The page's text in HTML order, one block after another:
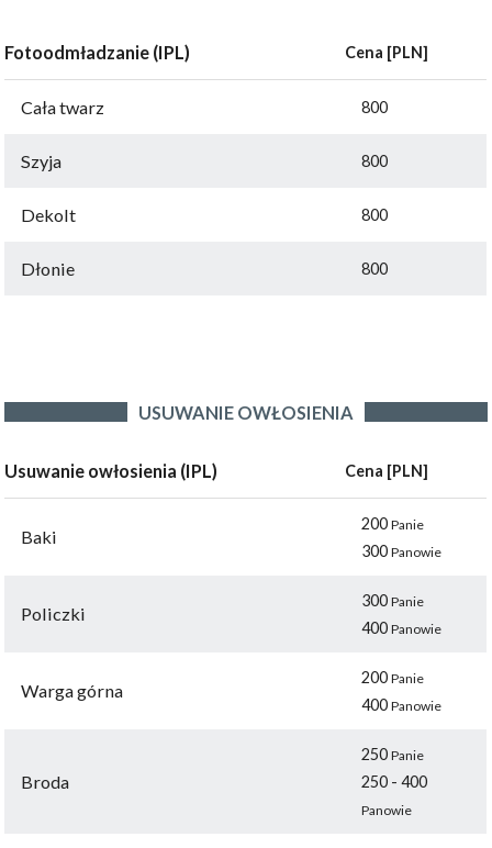
Fotoodmładzanie (IPL) Cena [PLN]
Cała twarz 800
Szyja 800
Dekolt 800
Dłonie 800
USUWANIE OWŁOSIENIA
Usuwanie owłosienia (IPL) Cena [PLN]
Baki
200Panie
300Panowie
Policzki
300Panie
400Panowie
Warga górna
200Panie
400Panowie
Broda
250Panie
250 - 400
Panowie